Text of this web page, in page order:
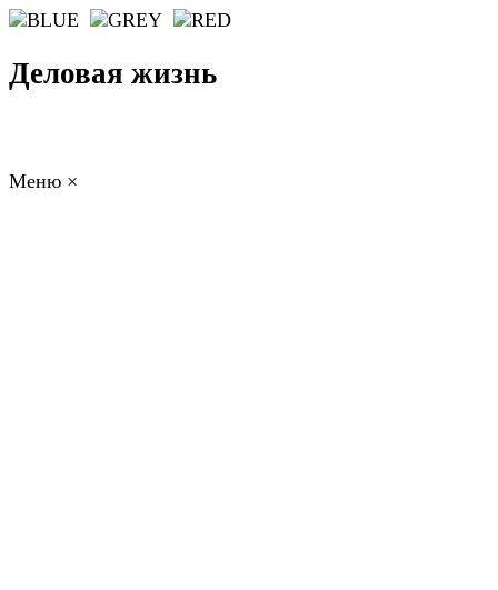
Деловая жизнь
Меню ×